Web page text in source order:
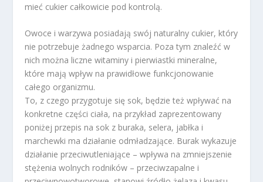
mieć cukier całkowicie pod kontrolą.
Owoce i warzywa posiadają swój naturalny cukier, który
nie potrzebuje żadnego wsparcia. Poza tym znaleźć w
nich można liczne witaminy i pierwiastki mineralne,
które mają wpływ na prawidłowe funkcjonowanie
całego organizmu.
To, z czego przygotuje się sok, będzie też wpływać na
konkretne części ciała, na przykład zaprezentowany
poniżej przepis na sok z buraka, selera, jabłka i
marchewki ma działanie odmładzające. Burak wykazuje
działanie przeciwutleniające – wpływa na zmniejszenie
stężenia wolnych rodników – przeciwzapalne i